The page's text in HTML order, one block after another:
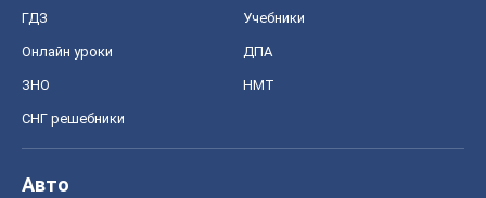
ГДЗ Учебники
Онлайн уроки ДПА
ЗНО НМТ
СНГ решебники
Авто